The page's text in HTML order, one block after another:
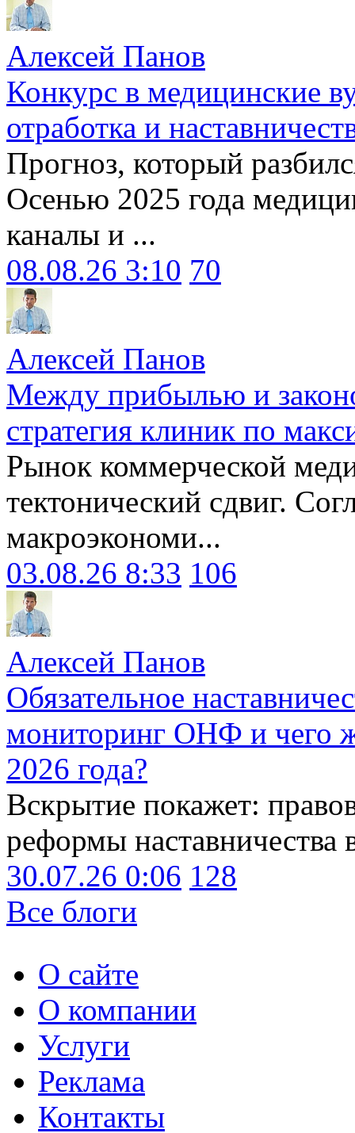
Алексей Панов
Конкурс в медицинские
отработка и
Прогноз, который
Осенью 2025 года
каналы и ...
08.08.26 3:10 70
Алексей Панов
Между прибылью и
стратегия клиник по
Рынок коммерческой
тектонический сдвиг.
макроэкономи...
03.08.26 8:33 106
Алексей Панов
Обязательное
мониторинг ОНФ и чего
2026 года?
Вскрытие покажет:
реформы наставничества
30.07.26 0:06 128
Все блоги
О сайте
О компании
Услуги
Реклама
Контакты